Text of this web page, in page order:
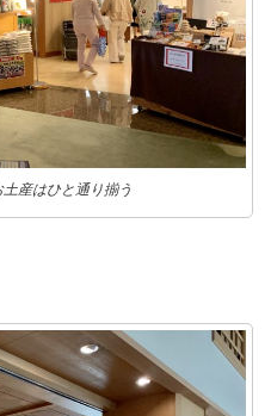
産はひと通り揃う